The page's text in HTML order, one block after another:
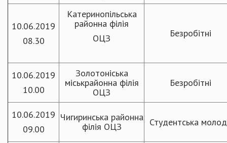
10.06.2019
08.30
Катеринопільська
районна філія
ОЦЗ
Безробітні
10.06.2019
10.00
Золотоніська
міськрайонна філія
ОЦЗ
Безробітні
10.06.2019
09.00
Чигиринська районна
філія ОЦЗ
Студентська